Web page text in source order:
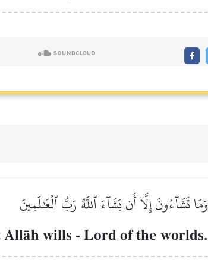
وَمَا تَشَآءُونَ إِلَّآ أَن يَشَآءَ ٱللَّهُ رَبُّ ٱلۡعَٰلَمِينَ
wills - Lord of the worlds.